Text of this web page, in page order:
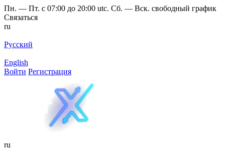
Пн. — Пт. с 07:00 до 20:00 utc. Сб. — Вск. свободный график
Связаться
ru
Русский
English
Войти Регистрация
ru